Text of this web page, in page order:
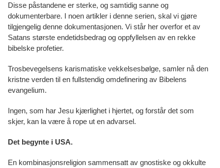
Disse påstandene er sterke, og samtidig sanne og
dokumenterbare. I noen artikler i denne serien, skal vi gjøre
tilgjengelig denne dokumentasjonen. Vi står her overfor et av
Satans største endetidsbedrag og oppfyllelsen av en rekke
bibelske profetier.
Trosbevegelsens karismatiske vekkelsesbølge, samler nå den
kristne verden til en fullstendig omdefinering av Bibelens
evangelium.
Ingen, som har Jesu kjærlighet i hjertet, og forstår det som
skjer, kan la være å rope ut en advarsel.
Det begynte i USA.
En kombinasjonsreligion sammensatt av gnostiske og okkulte